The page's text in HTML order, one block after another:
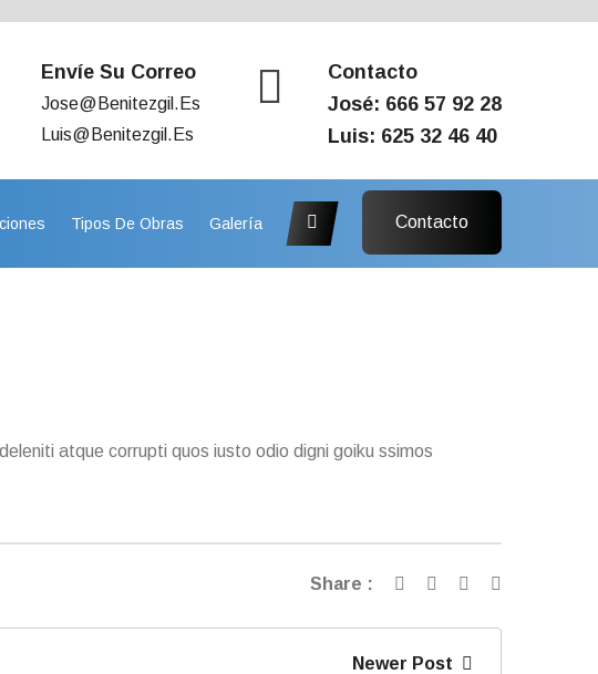
Envíe Su Correo
Jose@benitezgil.es
Luis@benitezgil.es
Contacto
José: 666 57 92 28
Luis: 625 32 46 40
Tipos De Obras Galería Contacto
atque corrupti quos iusto odio digni goiku ssimos
Share :
Newer Post